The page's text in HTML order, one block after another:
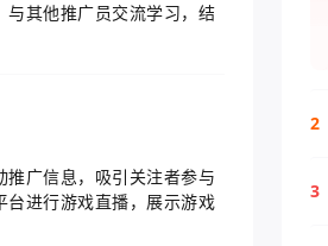
其他推广员交流学习，结
广信息，吸引关注者参与
进行游戏直播，展示游戏
2
3